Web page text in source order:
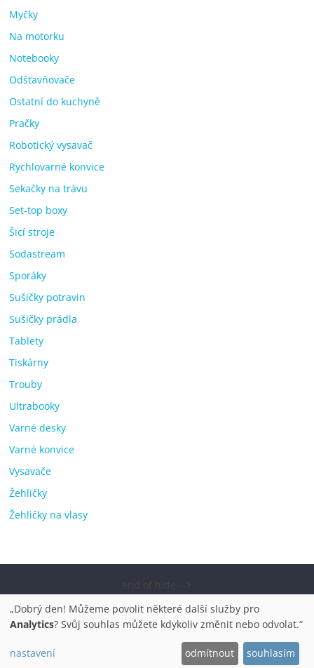
Myčky
Na motorku
Notebooky
Odšťavňovače
Ostatní do kuchyně
Pračky
Robotický vysavač
Rychlovarné konvice
Sekačky na trávu
Set-top boxy
Šicí stroje
Sodastream
Sporáky
Sušičky potravin
Sušičky prádla
Tablety
Tiskárny
Trouby
Ultrabooky
Varné desky
Varné konvice
Vysavače
Žehličky
Žehličky na vlasy
pračky, televize, notebooky, mobilní telefony, kávovary,
bazény. Všechna práva vyhrazena.
„Dobrý den! Můžeme povolit některé další služby pro
Analytics? Svůj souhlas můžete kdykoliv změnit nebo odvolat.“
nastavení odmítnout souhlasím